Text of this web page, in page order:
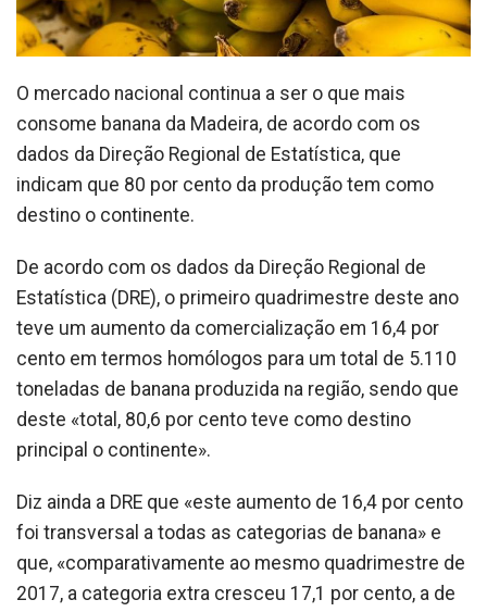
O mercado nacional continua a ser o que mais
consome banana da Madeira, de acordo com os
dados da Direção Regional de Estatística, que
indicam que 80 por cento da produção tem como
destino o continente.
De acordo com os dados da Direção Regional de
Estatística (DRE), o primeiro quadrimestre deste ano
teve um aumento da comercialização em 16,4 por
cento em termos homólogos para um total de 5.110
toneladas de banana produzida na região, sendo que
deste «total, 80,6 por cento teve como destino
principal o continente».
Diz ainda a DRE que «este aumento de 16,4 por cento
foi transversal a todas as categorias de banana» e
que, «comparativamente ao mesmo quadrimestre de
2017, a categoria extra cresceu 17,1 por cento, a de